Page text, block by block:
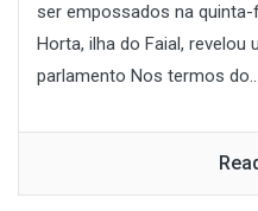
ser empossados na
Horta, ilha do Faial,
parlamento Nos termos do...